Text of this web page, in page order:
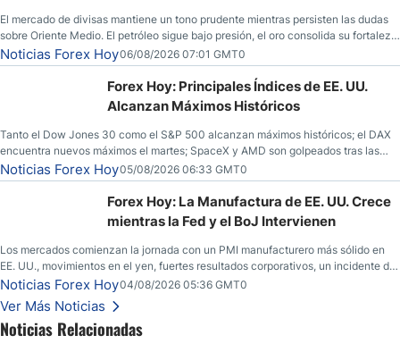
El mercado de divisas mantiene un tono prudente mientras persisten las dudas
sobre Oriente Medio. El petróleo sigue bajo presión, el oro consolida su fortaleza
y los operadores esperan nuevas referencias económicas desde Estados
Unidos.
Noticias Forex Hoy06/08/2026 07:01 GMT0
Forex Hoy: Principales Índices de EE. UU.
Alcanzan Máximos Históricos
Tanto el Dow Jones 30 como el S&P 500 alcanzan máximos históricos; el DAX
encuentra nuevos máximos el martes; SpaceX y AMD son golpeados tras las
llamadas de ganancias; el petróleo crudo cae por debajo de los $80 con nuevas
esperanzas; el dólar estadounidense continúa intentando estabilizarse frente al
yen; el peso mexicano ve un repunte a medida que las tasas caen en EE. UU.
Noticias Forex Hoy05/08/2026 06:33 GMT0
Forex Hoy: La Manufactura de EE. UU. Crece
mientras la Fed y el BoJ Intervienen
Los mercados comienzan la jornada con un PMI manufacturero más sólido en
EE. UU., movimientos en el yen, fuertes resultados corporativos, un incidente de
seguridad en Bitcoin y nuevas señales desde el mercado del petróleo.
Noticias Forex Hoy04/08/2026 05:36 GMT0
Ver Más Noticias
Noticias Relacionadas